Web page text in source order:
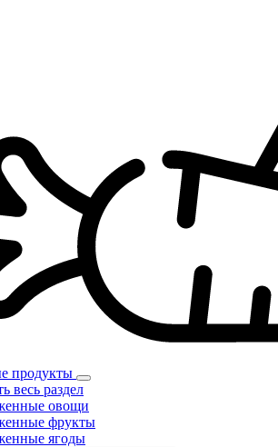
продукты
весь раздел
овощи
фрукты
ягоды